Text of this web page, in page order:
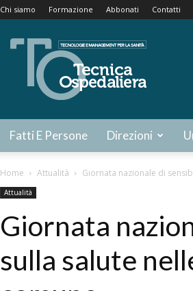
Chi siamo Formazione Abbonati Contatti
Tecnica
Ospedaliera
Fatti E Persone Direzioni
Home Attualità Giornata nazionale di
Attualità
Giornata
sulla salute